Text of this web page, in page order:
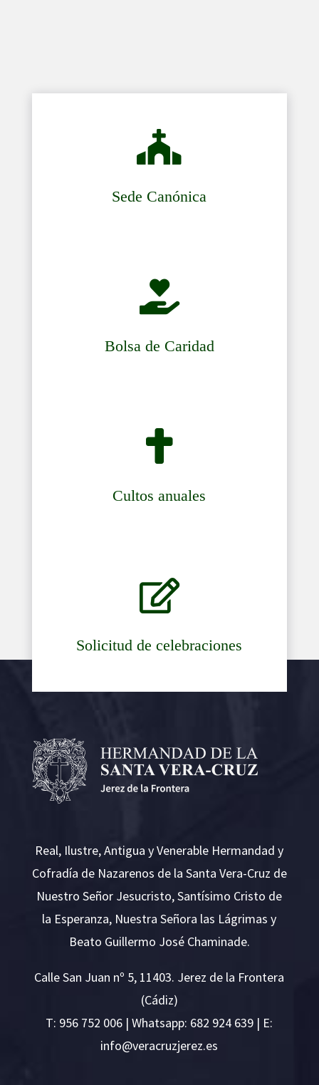

Sede Canónica

Bolsa de Caridad

Cultos anuales

Solicitud de celebraciones
Real, Ilustre, Antigua y Venerable Hermandad y
Cofradía de Nazarenos de la Santa Vera-Cruz de
Nuestro Señor Jesucristo, Santísimo Cristo de
la Esperanza, Nuestra Señora las Lágrimas y
Beato Guillermo José Chaminade.
Calle San Juan nº 5, 11403. Jerez de la Frontera
(Cádiz)
T: 956 752 006 | Whatsapp: 682 924 639 | E:
se.ze
rejzu
rcare
v@ofn
i